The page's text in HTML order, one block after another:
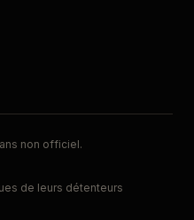
non officiel.
de leurs détenteurs